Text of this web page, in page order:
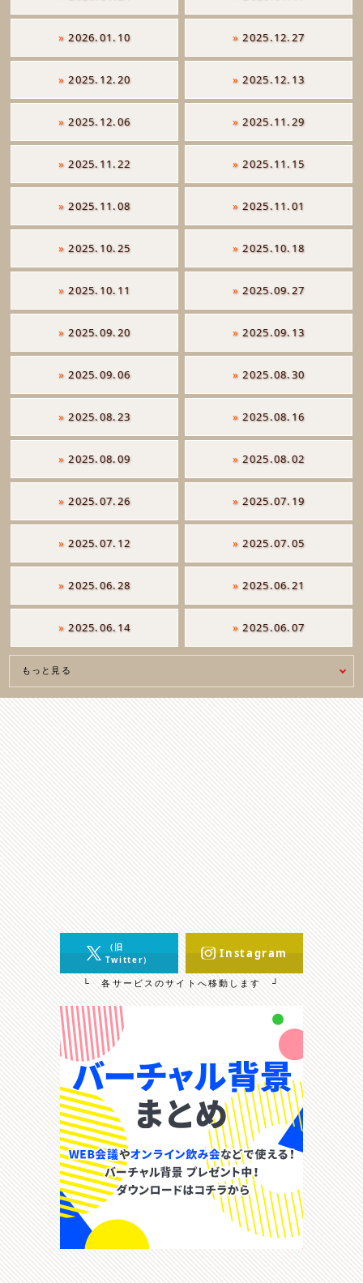
» 2026.01.10 » 2025.12.27
» 2025.12.20 » 2025.12.13
» 2025.12.06 » 2025.11.29
» 2025.11.22 » 2025.11.15
» 2025.11.08 » 2025.11.01
» 2025.10.25 » 2025.10.18
» 2025.10.11 » 2025.09.27
» 2025.09.20 » 2025.09.13
» 2025.09.06 » 2025.08.30
» 2025.08.23 » 2025.08.16
» 2025.08.09 » 2025.08.02
» 2025.07.26 » 2025.07.19
» 2025.07.12 » 2025.07.05
» 2025.06.28 » 2025.06.21
» 2025.06.14 » 2025.06.07
もっと見る
（旧
Twitter）
Instagram
└ 各サービスのサイトへ移動します ┘